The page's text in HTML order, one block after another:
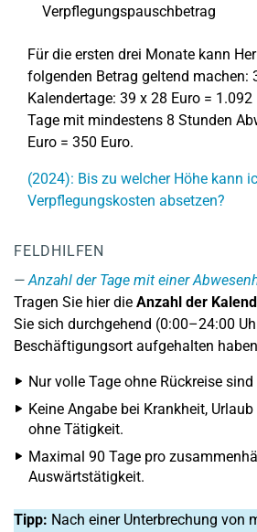
Verpflegungspauschbetrag
Für die ersten drei Monate kann
folgenden Betrag geltend machen:
Kalendertage: 39 x 28 Euro =
Tage mit mindestens 8 Stunden
Euro = 350 Euro.
(2024): Bis zu welcher Höhe kann
Verpflegungskosten absetzen?
FELDHILFEN
Anzahl der Tage mit einer
Tragen Sie hier die Anzahl der
Sie sich durchgehend (0:00–24:00
Beschäftigungsort aufgehalten
Nur volle Tage ohne Rückreise
Keine Angabe bei Krankheit,
ohne Tätigkeit.
Maximal 90 Tage pro
Auswärtstätigkeit.
Tipp: Nach einer Unterbrechung von